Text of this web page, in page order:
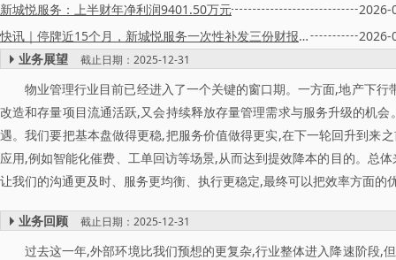
新城悦服务：上半财年净利润9401.50万元
2026-
快讯｜停牌近15个月，新城悦服务一次性补发三份财报，复牌仍无时间表
2026-
业务展望
截止日期：2025-12-31
物业管理行业目前已经进入了一个关键的窗口期。一方面,地产下
改造和存量项目流通活跃,又会持续释放存量管理需求与服务升级的机
遇。我们要把基本盘做得更稳,把服务价值做得更实,在下一轮回升到来
应用,例如智能化催费、工单回访等场景,从而达到提效降本的目的。总
让我们的沟通更及时、服务更均衡、执行更稳定,最终可以把效率方面的
业务回顾 截止日期：2025-12-31
过去这一年,外部环境比我们预想的更复杂,行业整体进入降速阶段,